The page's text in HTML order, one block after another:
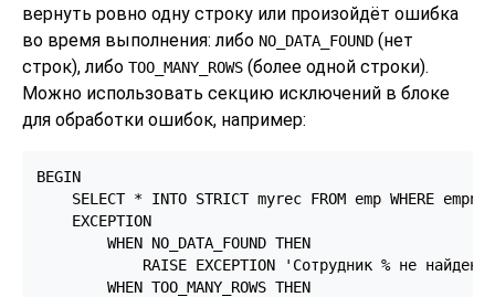
вернуть ровно одну строку или произойдёт ошибка
во время выполнения: либо NO_DATA_FOUND (нет
строк), либо TOO_MANY_ROWS (более одной строки).
Можно использовать секцию исключений в блоке
для обработки ошибок, например:
BEGIN
SELECT * INTO STRICT myrec FROM emp WHERE
    EXCEPTION
        WHEN NO_DATA_FOUND THEN
RAISE EXCEPTION 'Сотрудник % не
        WHEN TOO_MANY_ROWS THEN